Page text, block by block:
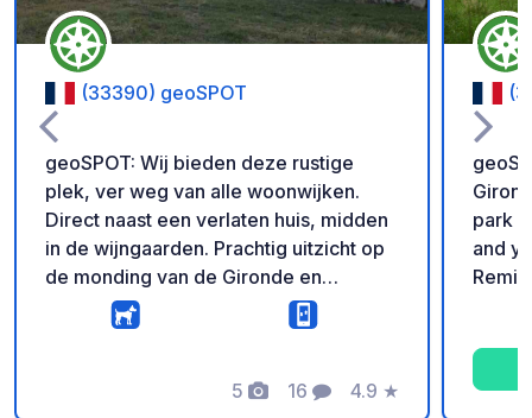
(33390) geoSPOT
geoSPOT: Wij bieden deze rustige
plek, ver weg van alle woonwijken.
Direct naast een verlaten huis, midden
in de wijngaarden. Prachtig uitzicht op
de monding van de Gironde en
magnifieke zonsondergangen. Gratis
toegang. De enige aanbeveling: laat de
bij ons wijnhuis na uw overnachting op
5
Foto's
16
Commentaren
4.9
Beoordeling
★
park
and
fires